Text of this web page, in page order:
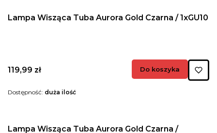
Lampa Wisząca Tuba Aurora Gold Czarna / 1xGU10
Cena
119,99 zł Do koszyka
Dostępność: duża ilość
Lampa Wisząca Tuba Aurora Gold Czarna /